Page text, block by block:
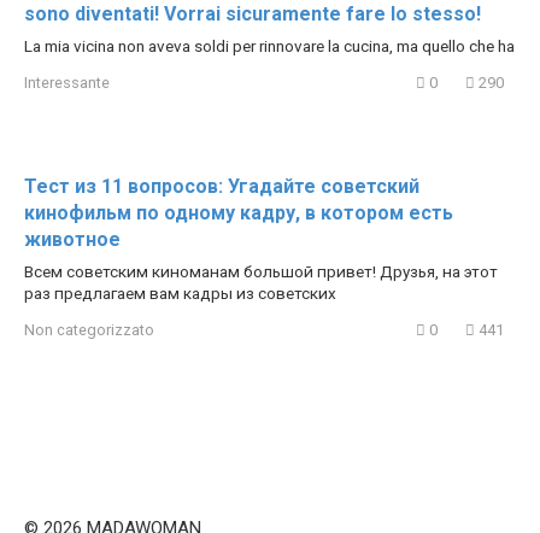
sono diventati! Vorrai sicuramente fare lo stesso!
La mia vicina non aveva soldi per rinnovare la cucina, ma quello che ha
Interessante 0 290
Тест из 11 вопросов: Угадайте советский
кинофильм по одному кадру, в котором есть
животное
Всем советским киноманам большой привет! Друзья, на этот
раз предлагаем вам кадры из советских
Non categorizzato 0 441
© 2026 MADAWOMAN